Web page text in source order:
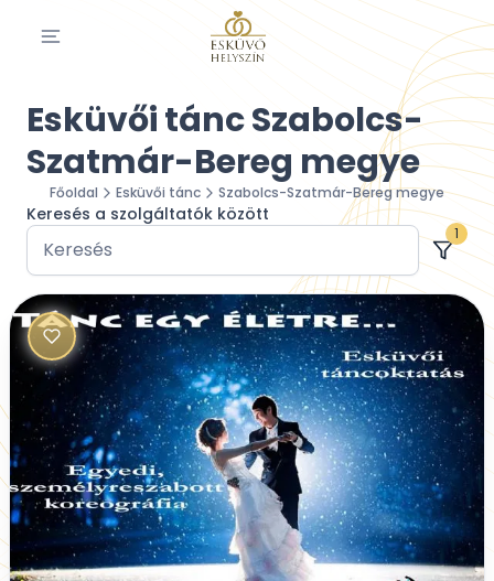
Esküvői tánc Szabolcs-
Szatmár-Bereg megye
Főoldal Esküvői tánc Szabolcs-Szatmár-Bereg megye
Keresés a szolgáltatók között
1